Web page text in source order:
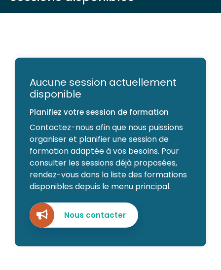
Aucune session actuellement
disponible
Planifiez votre session de formation
Contactez-nous afin que nous puissions
organiser et planifier une session de
formation adaptée à vos besoins. Pour
consulter les sessions déjà proposées,
rendez-vous dans la liste des formations
disponibles depuis le menu principal.
Nous contacter